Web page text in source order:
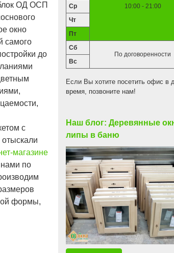
ОД ОСП
окно
самого
до
с
магазине
нами по
формы,
10:00 - 21:00
Ср
Чт
Пт
Сб
По договоренности
Вс
Если Вы хотите посетить офис в
время, позвоните нам!
Наш блог: Деревянные
липы в баню